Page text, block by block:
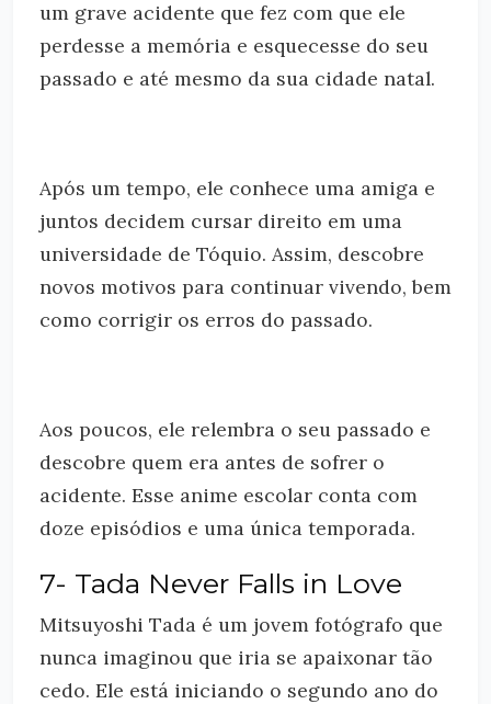
um grave acidente que fez com que ele
perdesse a memória e esquecesse do seu
passado e até mesmo da sua cidade natal.
Após um tempo, ele conhece uma amiga e
juntos decidem cursar direito em uma
universidade de Tóquio. Assim, descobre
novos motivos para continuar vivendo, bem
como corrigir os erros do passado.
Aos poucos, ele relembra o seu passado e
descobre quem era antes de sofrer o
acidente. Esse anime escolar conta com
doze episódios e uma única temporada.
7- Tada Never Falls in Love
Mitsuyoshi Tada é um jovem fotógrafo que
nunca imaginou que iria se apaixonar tão
cedo. Ele está iniciando o segundo ano do